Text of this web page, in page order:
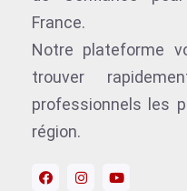
France.
Notre plateforme
trouver
professionnels les
région.